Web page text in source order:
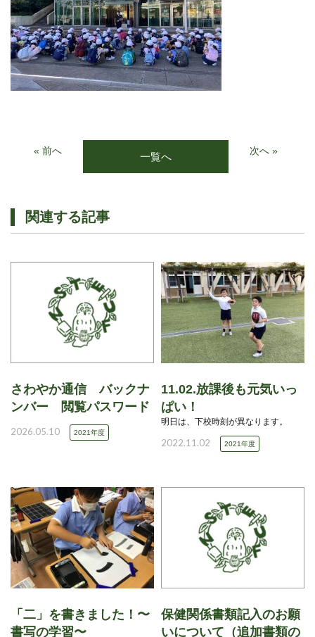
« 前へ 一覧へ 次へ »
関連する記事
さわやか通信 バックナ
ンバー 閲覧パスワード
2026.05.10 2021年度
11.02.放課後も元気いっ
ぱい！
明日は、下校時刻が異なります。
2022.11.02 2021年度
「二」を書きました！〜
書写の学習〜
保健関係書類記入のお願
いについて（追加書類の